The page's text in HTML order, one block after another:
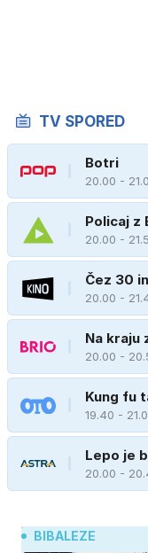
TV SPORED
Botri
20.00 -
Policaj z
20.00 -
Čez 30
20.00 -
Na kraju
20.00 -
Kung fu
19.40 -
Lepo je
20.00 -
BIBALEZE